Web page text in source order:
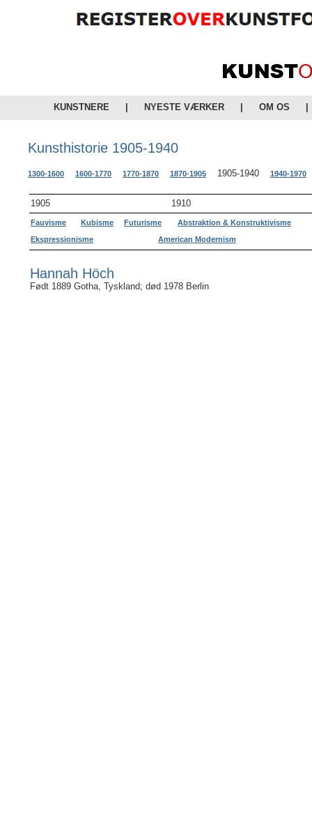
KUNSTNERE NYESTE VÆRKER OM OS
Kunsthistorie 1905-1940
1300-1600 1600-1770 1770-1870 1870-1905 1905-1940 1940-1970
1905 1910
Fauvisme Kubisme Futurisme
Abstraktion & Konstruktivisme
Ekspressionisme
American Modernism
Hannah Höch
Født 1889 Gotha, Tyskland; død 1978 Berlin